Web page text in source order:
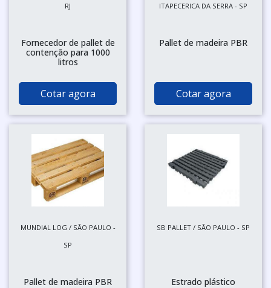
RJ
Fornecedor de pallet de
contenção para 1000
litros
Cotar agora
ITAPECERICA DA SERRA - SP
Pallet de madeira PBR
Cotar agora
MUNDIAL LOG / SÃO PAULO -
SP
Pallet de madeira PBR
SB PALLET / SÃO PAULO - SP
Estrado plástico